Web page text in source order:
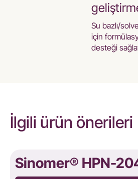
Su bazlı/
için
desteği
İlgili ürün önerileri
Sinomer® HPN-